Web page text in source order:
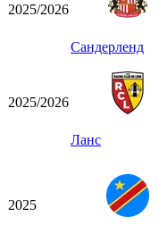
2025/2026
Сандерленд
2025/2026
Ланс
2025